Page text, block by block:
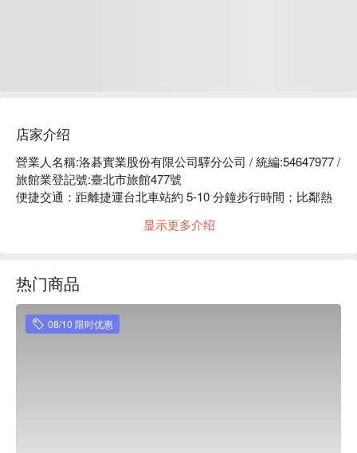
店家介绍
營業人名稱:洛碁實業股份有限公司驛分公司 / 統編:54647977 /
旅館業登記號:臺北市旅館477號
便捷交通：距離捷運台北車站約 5-10 分鐘步行時間；比鄰熱
貼心服務：共用休息室、免費 Wi-Fi。
显示更多介绍
热门商品
08/10 限时优惠